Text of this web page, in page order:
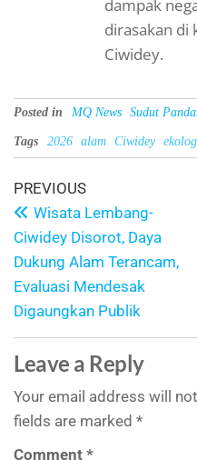
dampak
dirasakan di
Ciwidey.
Posted in MQ News Sudut
Tags 2026 alam Ciwidey
PREVIOUS
Wisata Lembang-
Ciwidey Disorot, Daya
Dukung Alam Terancam,
Evaluasi Mendesak
Digaungkan Publik
Leave a Reply
Your email address will
fields are marked *
Comment *